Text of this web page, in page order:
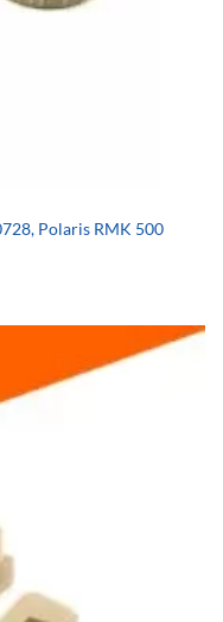
Polaris RMK 500